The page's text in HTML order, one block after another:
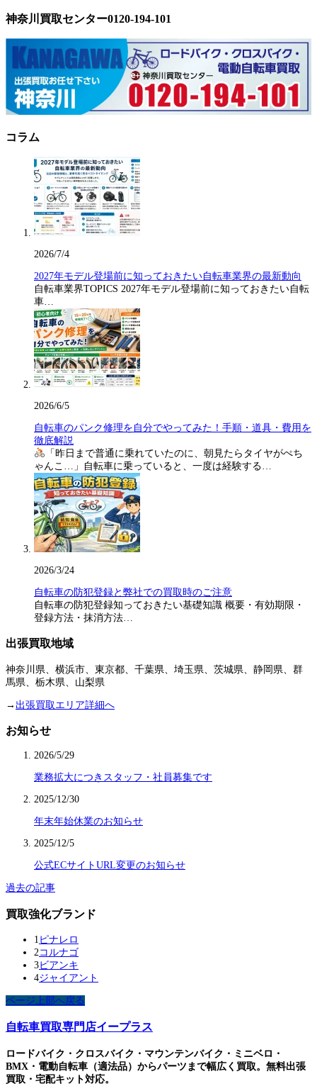
神奈川買取センター0120-194-101
コラム
2026/7/4
2027年モデル登場前に知っておきたい自転車業界の最新動向
自転車業界TOPICS 2027年モデル登場前に知っておきたい自転
車…
2026/6/5
自転車のパンク修理を自分でやってみた！手順・道具・費用を
徹底解説
「昨日まで普通に乗れていたのに、朝見たらタイヤがぺち
ゃんこ…」自転車に乗っていると、一度は経験する…
2026/3/24
自転車の防犯登録と弊社での買取時のご注意
自転車の防犯登録知っておきたい基礎知識 概要・有効期限・
登録方法・抹消方法…
出張買取地域
神奈川県、横浜市、東京都、千葉県、埼玉県、茨城県、静岡県、群
馬県、栃木県、山梨県
→ 出張買取エリア詳細へ
お知らせ
2026/5/29
業務拡大につきスタッフ・社員募集です
2025/12/30
年末年始休業のお知らせ
2025/12/5
公式ECサイトURL変更のお知らせ
過去の記事
買取強化ブランド
1 ピナレロ
2コルナゴ
3ビアンキ
4ジャイアント
ページ上部へ戻る
自転車買取専門店イープラス
ロードバイク・クロスバイク・マウンテンバイク・ミニベロ・
BMX・電動自転車（適法品）からパーツまで幅広く買取。無料出張
買取・宅配キット対応。